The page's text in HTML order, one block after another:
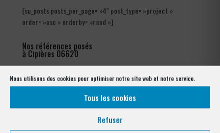
Nous utilisons des cookies pour optimiser notre site web et notre service.
Tous les cookies
Refuser
[su_posts posts_per_page= »4″ post_type= »project »
order= »asc » orderby= »rand »]
Nos références posés
à Cipières 06620